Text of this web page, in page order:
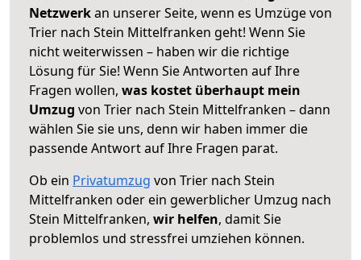
Netzwerkan unserer Seite, wenn es Umzüge von
Trier nach Stein Mittelfranken geht! Wenn Sie
nicht weiterwissen – haben wir die richtige
Lösung für Sie! Wenn Sie Antworten auf Ihre
Fragen wollen, was kostet überhaupt mein
Umzug von Trier nach Stein Mittelfranken – dann
wählen Sie sie uns, denn wir haben immer die
passende Antwort auf Ihre Fragen parat.
Ob ein Privatumzug von Trier nach Stein
Mittelfranken oder ein gewerblicher Umzug nach
Stein Mittelfranken, wir helfen, damit Sie
problemlos und stressfrei umziehen können.